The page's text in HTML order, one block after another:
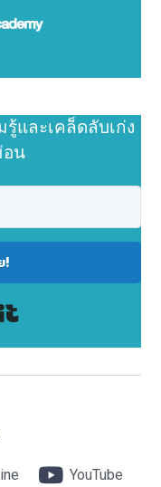
และเคล็ดลับเก่ง
อน
!
YouTube